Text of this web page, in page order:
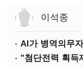
이석종
AI가 병역의무